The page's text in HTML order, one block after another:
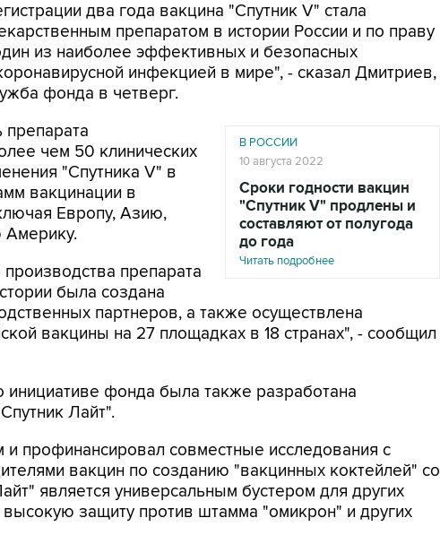
два года вакцина "Спутник V" стала
препаратом в истории России и по праву
из наиболее эффективных и безопасных
инфекцией в мире", - сказал Дмитриев,
фонда в четверг.
В РОССИИ
10 августа 2022
Сроки годности вакцин
"Спутник V" продлены и
составляют от полугода
до года
Читать подробнее
препарата
чем 50 клинических
"Спутника V" в
вакцинации в
Европу, Азию,
Америку.
препарата
была создана
партнеров, а также осуществлена
вакцины на 27 площадках в 18 странах", - сообщил
фонда была также разработана
Лайт".
профинансировал совместные исследования с
вакцин по созданию "вакцинных коктейлей" со
является универсальным бустером для других
защиту против штамма "омикрон" и других